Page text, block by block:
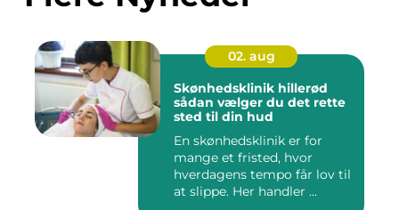
02. aug
Skønhedsklinik hillerød
sådan vælger du det rette
sted til din hud
En skønhedsklinik er for
mange et fristed, hvor
hverdagens tempo får lov til
at slippe. Her handler ...